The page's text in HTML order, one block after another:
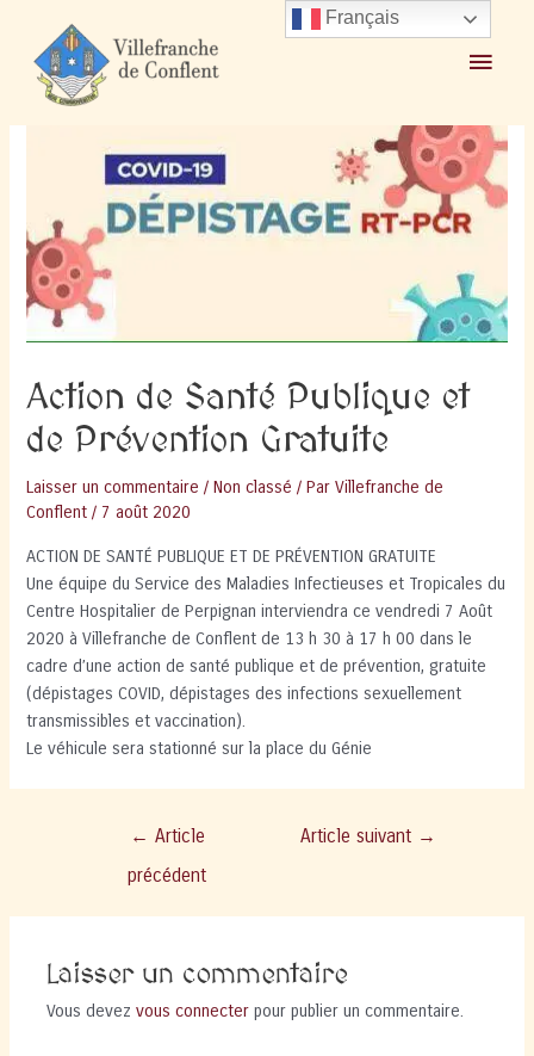
contenu
Menu
Accueil 2020 août
7
Action de Santé Publique et de Prévention Gratuite
Action de Santé Publique et
de Prévention Gratuite
Laisser un commentaire /Non classé / ParVillefranche de
Conflent / 7 août 2020
ACTION DE SANTÉ PUBLIQUE ET DE PRÉVENTION GRATUITE
Une équipe du Service des Maladies Infectieuses et Tropicales du
Centre Hospitalier de Perpignan interviendra ce vendredi 7 Août
2020 à Villefranche de Conflent de 13 h 30 à 17 h 00 dans le
cadre d’une action de santé publique et de prévention, gratuite
(dépistages COVID, dépistages des infections sexuellement
transmissibles et vaccination).
Le véhicule sera stationné sur la place du Génie
← Article
précédent
Article suivant →
Laisser un commentaire
Vous devezvous connecter pour publier un commentaire.
Français